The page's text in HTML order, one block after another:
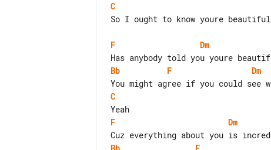
C
So I ought to know youre beautiful
F
Dm
Bb
F
Dm
C
F
Dm